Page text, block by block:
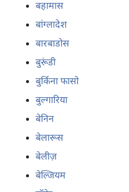
बहामास
बांग्लादेश
बारबाडोस
बुरूंडी
बुर्किना फासो
बुल्गारिया
बेनिन
बेलारूस
बेलीज़
बेल्जियम